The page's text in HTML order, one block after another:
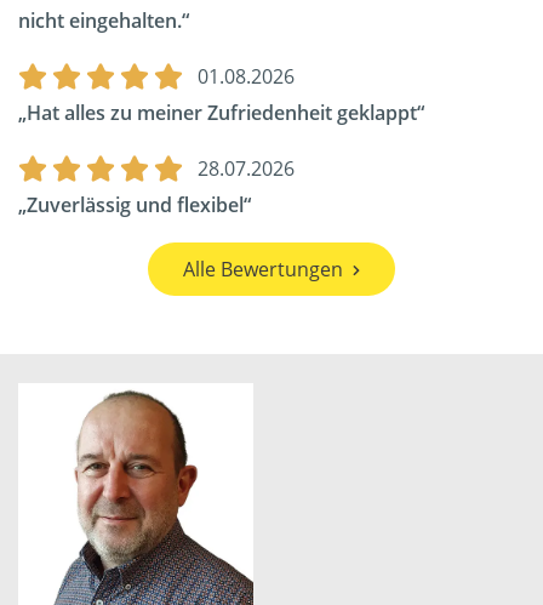
nicht eingehalten.
01.08.2026
Hat alles zu meiner Zufriedenheit geklappt
28.07.2026
Zuverlässig und flexibel
Alle Bewertungen